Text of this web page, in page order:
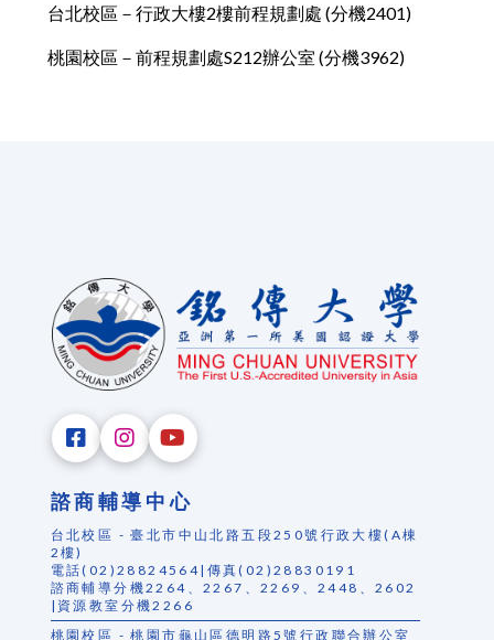
台北校區－行政大樓2樓前程規劃處 (分機2401)
桃園校區－前程規劃處S212辦公室 (分機3962)
諮商輔導中心
台北校區 - 臺北市中山北路五段250號行政大樓(A棟
2樓)
電話(02)28824564|傳真(02)28830191
諮商輔導分機2264、2267、2269、2448、2602
|資源教室分機2266
桃園校區 - 桃園市龜山區德明路5號行政聯合辦公室